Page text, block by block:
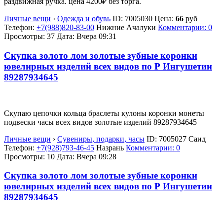
Личные вещи › Одежда и обувь ID: 7005030 Цена: 66 руб
Телефон: +7(988)820-83-00 Нижние Ачалуки Комментарии: 0
Просмотры: 37 Дата: Вчера 09:31
Скупка золото лом золотые зубные коронки
ювелирных изделий всех видов по Р Ингушетии
89287934645
Скупаю цепочки кольца браслеты кулоны коронки монеты
подвески часы всех видов золотые изделий 89287934645
Личные вещи › Сувениры, подарки, часы ID: 7005027 Саид
Телефон: +7(928)793-46-45 Назрань Комментарии: 0
Просмотры: 10 Дата: Вчера 09:28
Скупка золото лом золотые зубные коронки
ювелирных изделий всех видов по Р Ингушетии
89287934645